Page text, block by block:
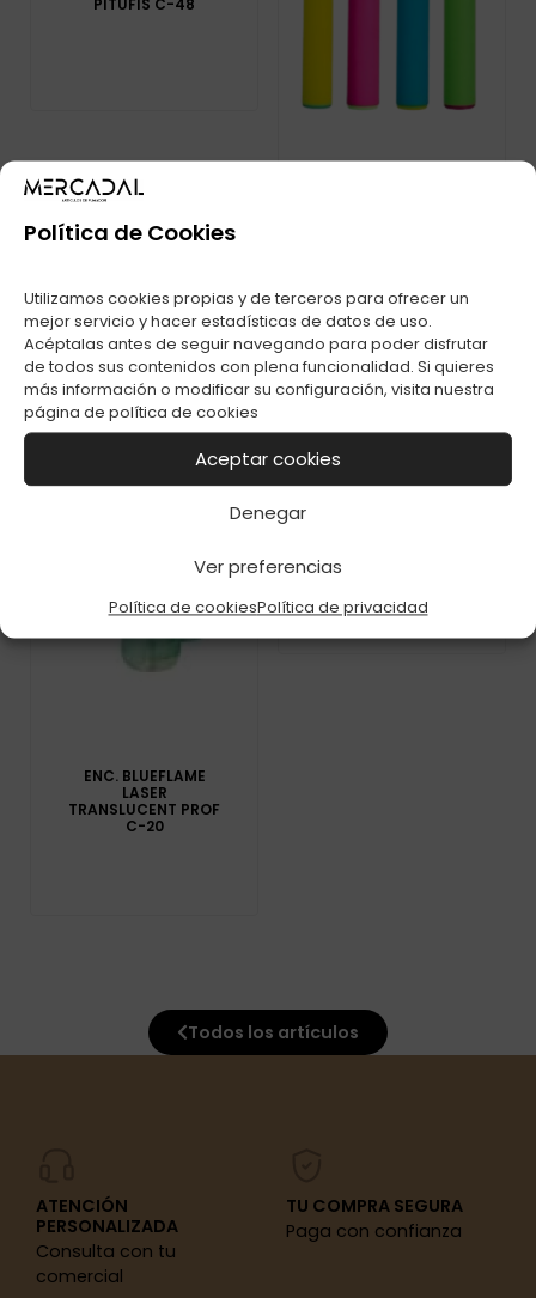
Política de Cookies
Utilizamos cookies propias y de terceros para ofrecer un
mejor servicio y hacer estadísticas de datos de uso.
Acéptalas antes de seguir navegando para poder disfrutar
de todos sus contenidos con plena funcionalidad. Si quieres
más información o modificar su configuración, visita nuestra
página de política de cookies
Aceptar cookies
Denegar
Ver preferencias
Política de cookiesPolítica de privacidad
ENC. BLUEFLAME
LASER
TRANSLUCENT PROF
C-20
Todos los artículos
ATENCIÓN
PERSONALIZADA
Consulta con tu
comercial
TU COMPRA SEGURA
Paga con confianza